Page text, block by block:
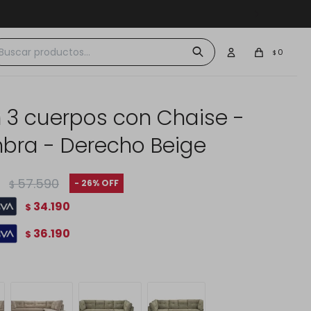
$ 0
3 cuerpos con Chaise -
- Derecho Beige
$ 57.590 26
$ 34.190
$ 36.190